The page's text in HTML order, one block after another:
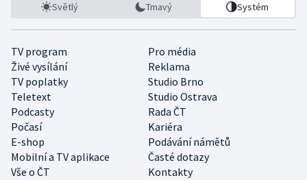
Světlý Tmavý Systém
TV program
Pro média
Živé vysílání
Reklama
TV poplatky
Studio Brno
Teletext
Studio Ostrava
Podcasty
Rada ČT
Počasí
Kariéra
E-shop
Podávání námětů
Mobilní a TV aplikace
Časté dotazy
Vše o ČT
Kontakty